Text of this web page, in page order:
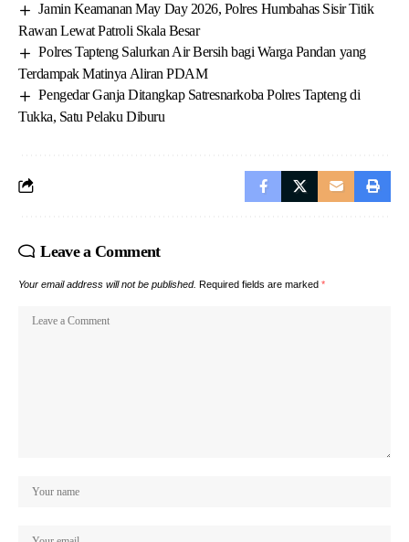
Jamin Keamanan May Day 2026, Polres Humbahas Sisir Titik
Rawan Lewat Patroli Skala Besar
Polres Tapteng Salurkan Air Bersih bagi Warga Pandan yang
Terdampak Matinya Aliran PDAM
Pengedar Ganja Ditangkap Satresnarkoba Polres Tapteng di
Tukka, Satu Pelaku Diburu
Leave a Comment
Your email address will not be published. Required fields are marked *